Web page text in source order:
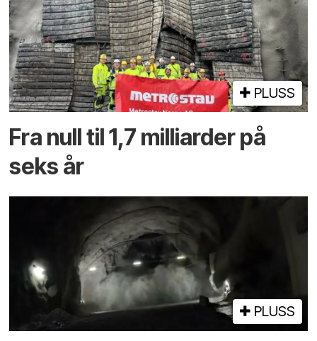
PLUSS
Fra null til 1,7 milliarder på
seks år
PLUSS